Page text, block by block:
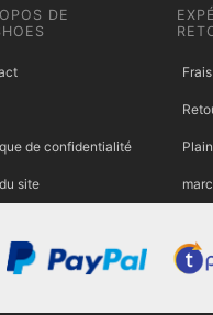
DE
de confidentialité
site